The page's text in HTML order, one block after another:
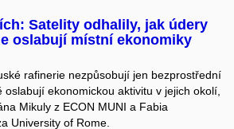
Satelity odhalily, jak údery
oslabují místní ekonomiky
rafinerie nezpůsobují jen bezprostřední
oslabují ekonomickou aktivitu v jejich okolí,
Mikuly z ECON MUNI a Fabia
University of Rome.